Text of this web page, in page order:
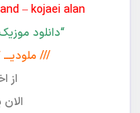
– kojaei alan
“دانلود
///
از